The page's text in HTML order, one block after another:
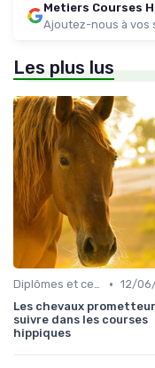
Metiers Courses
Ajoutez-nous à vos
Les plus lus
Diplômes et certifications • 12/
Les chevaux
suivre dans les courses
hippiques